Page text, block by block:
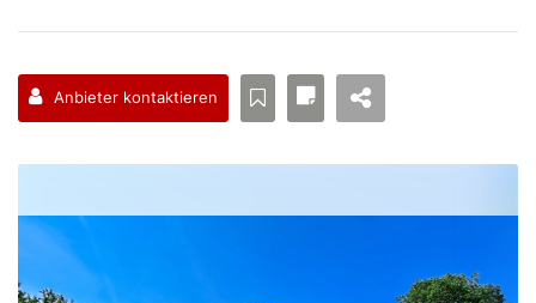
Anbieter kontaktieren